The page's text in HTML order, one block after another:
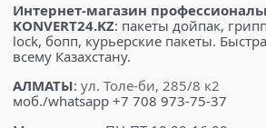
Интернет-магазин
KONVERT24.KZ: пакеты дойпак,
lock, бопп, курьерские пакеты.
всему Казахстану.
АЛМАТЫ: ул. Толе-би, 285/8 к2
моб./whatsapp +7 708 973-75-37